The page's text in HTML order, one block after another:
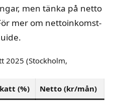
men tänka på netto
mer om nettoinkomst-
2025 (Stockholm,
(%) Netto (kr/mån)